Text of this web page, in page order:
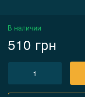
В наличии
510 грн